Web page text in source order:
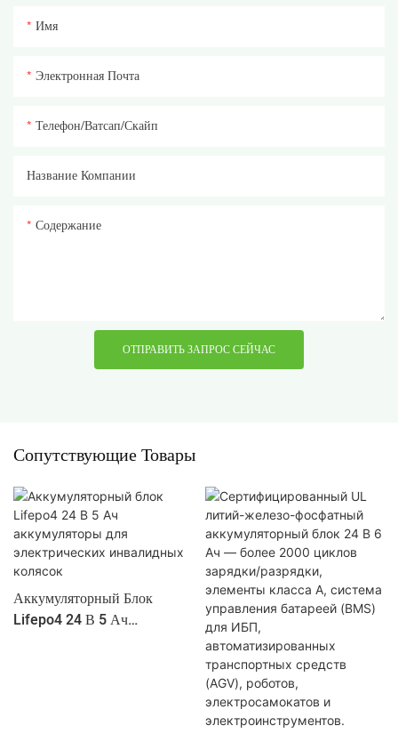
Имя
Электронная Почта
Телефон/ватсап/скайп
Название Компании
Содержание
ОТПРАВИТЬ ЗАПРОС СЕЙЧАС
Сопутствующие Товары
Аккумуляторный Блок
Lifepo4 24 В 5 Ач